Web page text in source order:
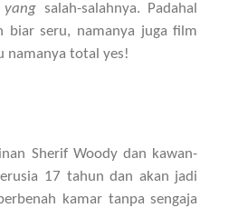
yang salah-salahnya. Padahal
biar seru, namanya juga film
namanya total yes!
Sherif Woody dan kawan-
17 tahun dan akan jadi
kamar tanpa sengaja